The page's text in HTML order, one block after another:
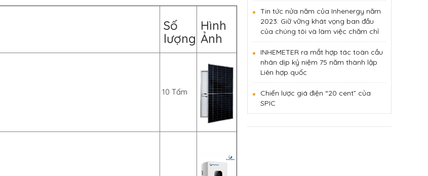
Số
lượng
Hình
Ảnh
10 Tấm
Tin tức nửa năm của Inhenergy năm
2023: Giữ vững khát vọng ban đầu
của chúng tôi và làm việc chăm chỉ
INHEMETER ra mắt hợp tác toàn cầu
nhân dịp kỷ niệm 75 năm thành lập
Liên hợp quốc
Chiến lược giá điện “20 cent” của
SPIC